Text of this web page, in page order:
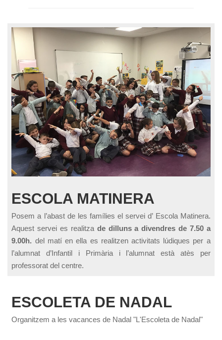
ESCOLA MATINERA
Posem a l’abast de les famílies el servei d’ Escola Matinera.
Aquest servei es realitza de dilluns a divendres de 7.50 a
9.00h. del matí en ella es realitzen activitats lúdiques per a
l’alumnat d’Infantil i Primària i l’alumnat està atès per
professorat del centre.
ESCOLETA DE NADAL
Organitzem a les vacances de Nadal "L'Escoleta de Nadal"